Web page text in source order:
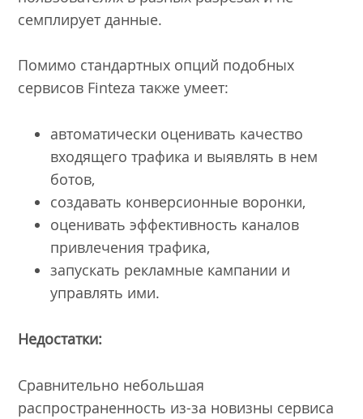
семплирует данные.
Помимо стандартных опций подобных
сервисов Finteza также умеет:
автоматически оценивать качество
входящего трафика и выявлять в нем
ботов,
создавать конверсионные воронки,
оценивать эффективность каналов
привлечения трафика,
запускать рекламные кампании и
управлять ими.
Недостатки:
Сравнительно небольшая
распространенность из-за новизны сервиса